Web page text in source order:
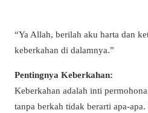
“Ya Allah, berilah aku harta dan
keberkahan di dalamnya.”
Pentingnya Keberkahan:
Keberkahan adalah inti
tanpa berkah tidak berarti apa-